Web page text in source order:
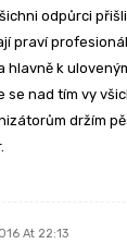
odpůrci
praví
hlavně k
se nad tím vy
držím
At 22:13